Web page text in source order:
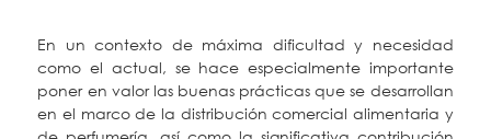
En un contexto de máxima dificultad y necesidad
como el actual, se hace especialmente importante
poner en valor las buenas prácticas que se desarrollan
en el marco de la distribución comercial alimentaria y